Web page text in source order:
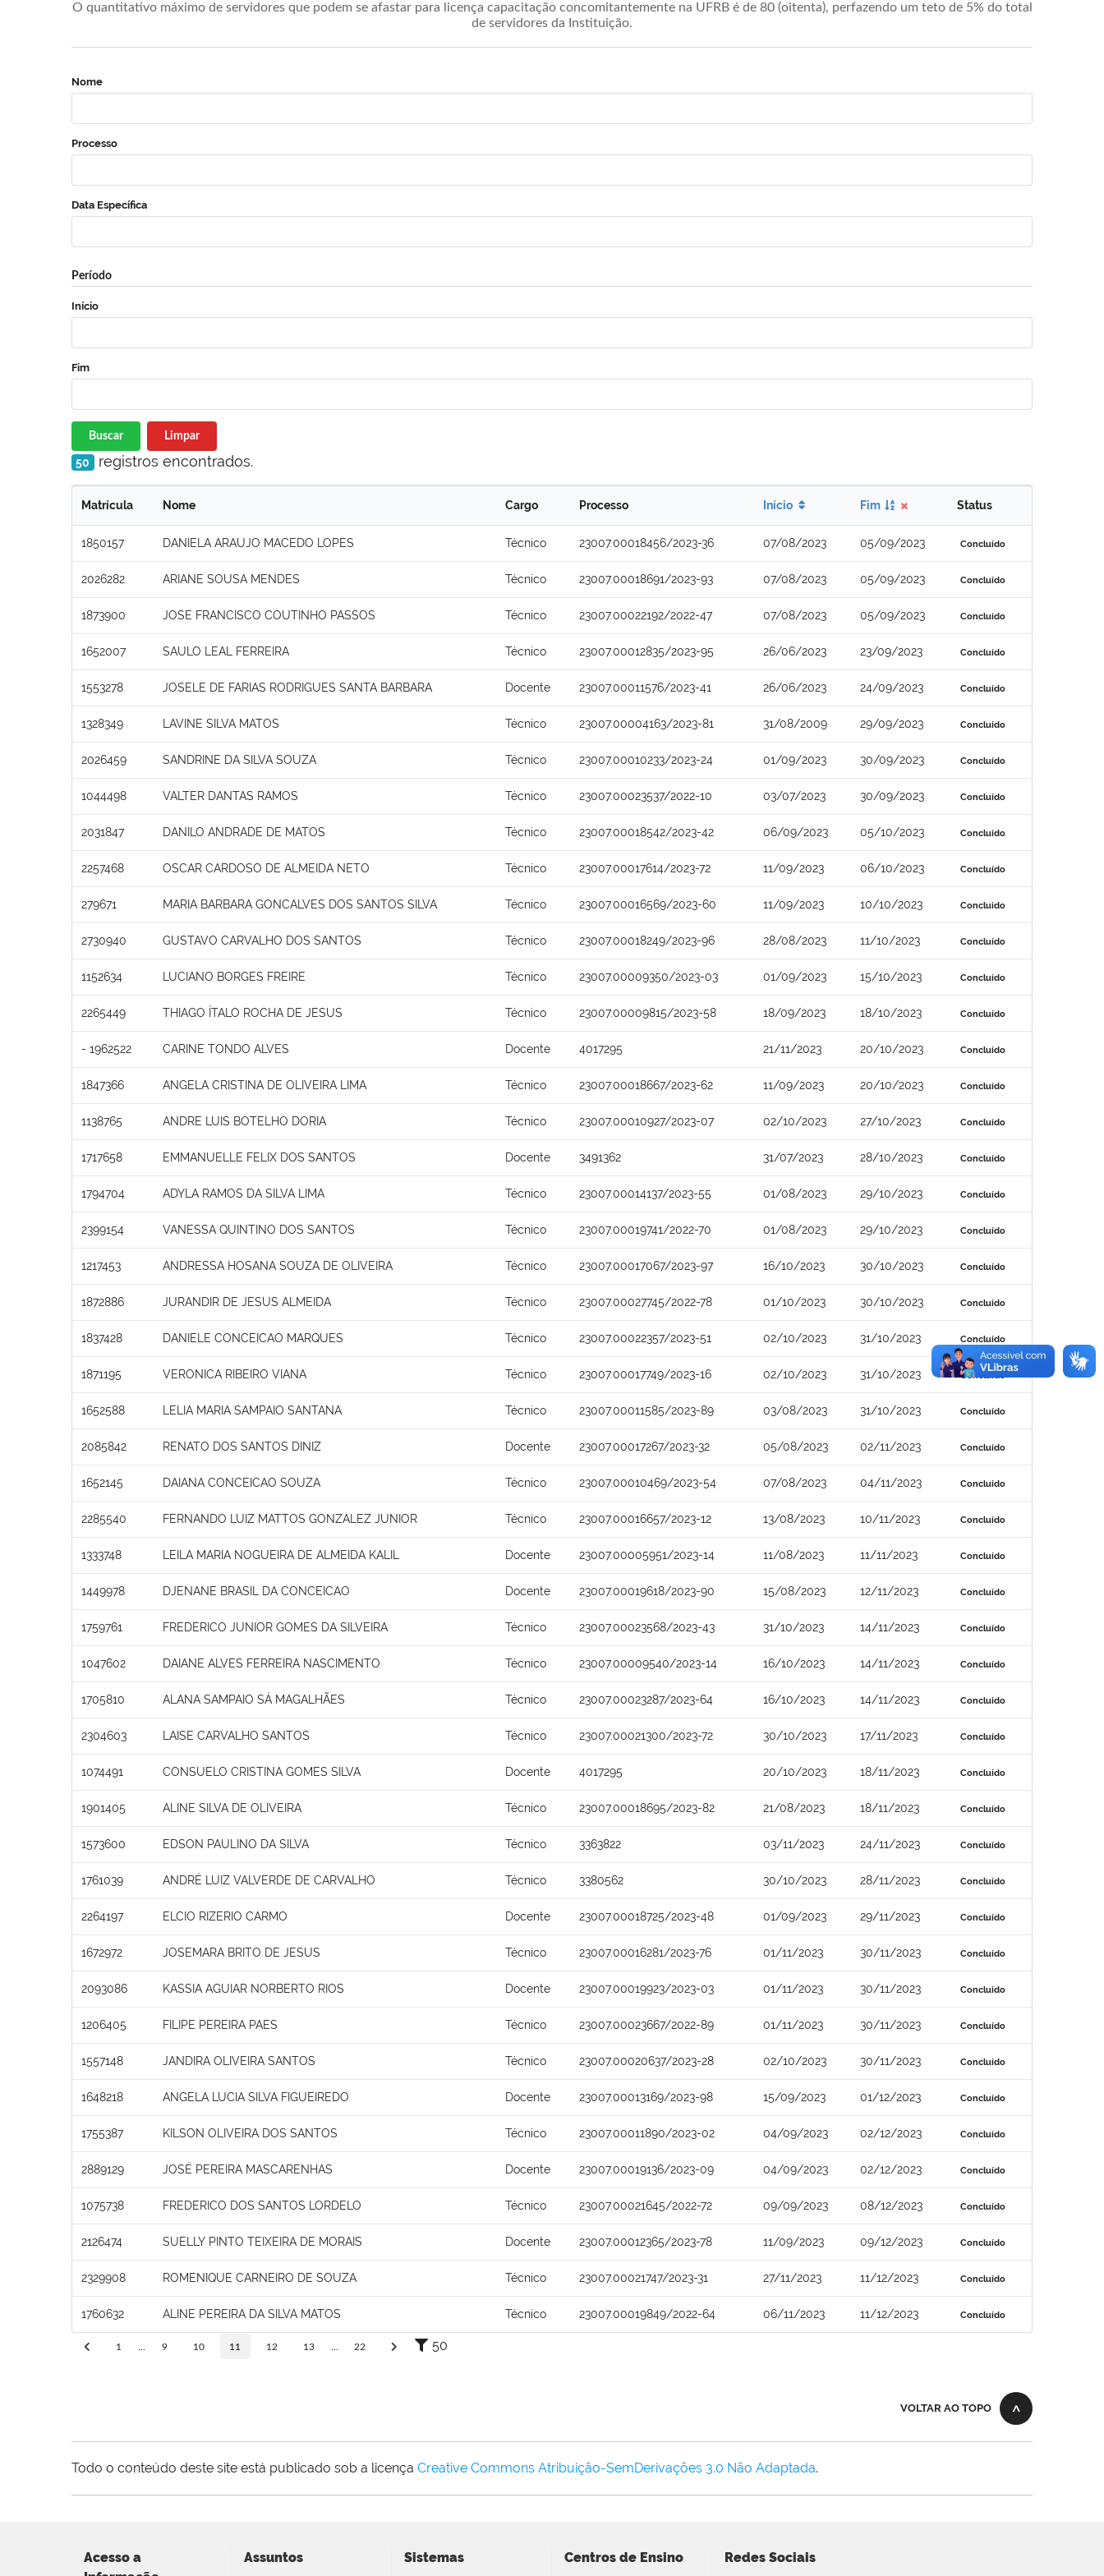
O quantitativo máximo de servidores que podem se afastar para licença capacitação concomitantemente na UFRB é de 80 (oitenta), perfazendo um teto de 5% do total
de servidores da Instituição.
Nome
Processo
Data Específica
Período
Início
Fim
Buscar Limpar
50 registros encontrados.
Matrícula Nome Cargo Processo Início Fim Status
1850157 DANIELA ARAUJO MACEDO LOPES Técnico 23007.00018456/2023-36 07/08/2023 05/09/2023 Concluído
2026282 ARIANE SOUSA MENDES Técnico 23007.00018691/2023-93 07/08/2023 05/09/2023 Concluído
1873900 JOSE FRANCISCO COUTINHO PASSOS Técnico 23007.00022192/2022-47 07/08/2023 05/09/2023 Concluído
1652007 SAULO LEAL FERREIRA Técnico 23007.00012835/2023-95 26/06/2023 23/09/2023 Concluído
1553278 JOSELE DE FARIAS RODRIGUES SANTA BARBARA Docente 23007.00011576/2023-41 26/06/2023 24/09/2023 Concluído
1328349 LAVINE SILVA MATOS Técnico 23007.00004163/2023-81 31/08/2009 29/09/2023 Concluído
2026459 SANDRINE DA SILVA SOUZA Técnico 23007.00010233/2023-24 01/09/2023 30/09/2023 Concluído
1044498 VALTER DANTAS RAMOS Técnico 23007.00023537/2022-10 03/07/2023 30/09/2023 Concluído
2031847 DANILO ANDRADE DE MATOS Técnico 23007.00018542/2023-42 06/09/2023 05/10/2023 Concluído
2257468 OSCAR CARDOSO DE ALMEIDA NETO Técnico 23007.00017614/2023-72 11/09/2023 06/10/2023 Concluído
279671 MARIA BARBARA GONCALVES DOS SANTOS SILVA Técnico 23007.00016569/2023-60 11/09/2023 10/10/2023 Concluído
2730940 GUSTAVO CARVALHO DOS SANTOS Técnico 23007.00018249/2023-96 28/08/2023 11/10/2023 Concluído
1152634 LUCIANO BORGES FREIRE Técnico 23007.00009350/2023-03 01/09/2023 15/10/2023 Concluído
2265449 THIAGO ÍTALO ROCHA DE JESUS Técnico 23007.00009815/2023-58 18/09/2023 18/10/2023 Concluído
- 1962522 CARINE TONDO ALVES Docente 4017295 21/11/2023 20/10/2023 Concluído
1847366 ANGELA CRISTINA DE OLIVEIRA LIMA Técnico 23007.00018667/2023-62 11/09/2023 20/10/2023 Concluído
1138765 ANDRE LUIS BOTELHO DORIA Técnico 23007.00010927/2023-07 02/10/2023 27/10/2023 Concluído
1717658 EMMANUELLE FELIX DOS SANTOS Docente 3491362 31/07/2023 28/10/2023 Concluído
1794704 ADYLA RAMOS DA SILVA LIMA Técnico 23007.00014137/2023-55 01/08/2023 29/10/2023 Concluído
2399154 VANESSA QUINTINO DOS SANTOS Técnico 23007.00019741/2022-70 01/08/2023 29/10/2023 Concluído
1217453 ANDRESSA HOSANA SOUZA DE OLIVEIRA Técnico 23007.00017067/2023-97 16/10/2023 30/10/2023 Concluído
1872886 JURANDIR DE JESUS ALMEIDA Técnico 23007.00027745/2022-78 01/10/2023 30/10/2023 Concluído
1837428 DANIELE CONCEICAO MARQUES Técnico 23007.00022357/2023-51 02/10/2023 31/10/2023 Concluído
1871195 VERONICA RIBEIRO VIANA Técnico 23007.00017749/2023-16 02/10/2023 31/10/2023 Concluído
1652588 LELIA MARIA SAMPAIO SANTANA Técnico 23007.00011585/2023-89 03/08/2023 31/10/2023 Concluído
2085842 RENATO DOS SANTOS DINIZ Docente 23007.00017267/2023-32 05/08/2023 02/11/2023 Concluído
1652145 DAIANA CONCEICAO SOUZA Técnico 23007.00010469/2023-54 07/08/2023 04/11/2023 Concluído
2285540 FERNANDO LUIZ MATTOS GONZALEZ JUNIOR Técnico 23007.00016657/2023-12 13/08/2023 10/11/2023 Concluído
1333748 LEILA MARIA NOGUEIRA DE ALMEIDA KALIL Docente 23007.00005951/2023-14 11/08/2023 11/11/2023 Concluído
1449978 DJENANE BRASIL DA CONCEICAO Docente 23007.00019618/2023-90 15/08/2023 12/11/2023 Concluído
1759761 FREDERICO JUNIOR GOMES DA SILVEIRA Técnico 23007.00023568/2023-43 31/10/2023 14/11/2023 Concluído
1047602 DAIANE ALVES FERREIRA NASCIMENTO Técnico 23007.00009540/2023-14 16/10/2023 14/11/2023 Concluído
1705810 ALANA SAMPAIO SÁ MAGALHÃES Técnico 23007.00023287/2023-64 16/10/2023 14/11/2023 Concluído
2304603 LAISE CARVALHO SANTOS Técnico 23007.00021300/2023-72 30/10/2023 17/11/2023 Concluído
1074491 CONSUELO CRISTINA GOMES SILVA Docente 4017295 20/10/2023 18/11/2023 Concluído
1901405 ALINE SILVA DE OLIVEIRA Técnico 23007.00018695/2023-82 21/08/2023 18/11/2023 Concluído
1573600 EDSON PAULINO DA SILVA Técnico 3363822 03/11/2023 24/11/2023 Concluído
1761039 ANDRÉ LUIZ VALVERDE DE CARVALHO Técnico 3380562 30/10/2023 28/11/2023 Concluído
2264197 ELCIO RIZERIO CARMO Docente 23007.00018725/2023-48 01/09/2023 29/11/2023 Concluído
1672972 JOSEMARA BRITO DE JESUS Técnico 23007.00016281/2023-76 01/11/2023 30/11/2023 Concluído
2093086 KASSIA AGUIAR NORBERTO RIOS Docente 23007.00019923/2023-03 01/11/2023 30/11/2023 Concluído
1206405 FILIPE PEREIRA PAES Técnico 23007.00023667/2022-89 01/11/2023 30/11/2023 Concluído
1557148 JANDIRA OLIVEIRA SANTOS Técnico 23007.00020637/2023-28 02/10/2023 30/11/2023 Concluído
1648218 ANGELA LUCIA SILVA FIGUEIREDO Docente 23007.00013169/2023-98 15/09/2023 01/12/2023 Concluído
1755387 KILSON OLIVEIRA DOS SANTOS Técnico 23007.00011890/2023-02 04/09/2023 02/12/2023 Concluído
2889129 JOSÉ PEREIRA MASCARENHAS Docente 23007.00019136/2023-09 04/09/2023 02/12/2023 Concluído
1075738 FREDERICO DOS SANTOS LORDELO Técnico 23007.00021645/2022-72 09/09/2023 08/12/2023 Concluído
2126474 SUELLY PINTO TEIXEIRA DE MORAIS Docente 23007.00012365/2023-78 11/09/2023 09/12/2023 Concluído
2329908 ROMENIQUE CARNEIRO DE SOUZA Técnico 23007.00021747/2023-31 27/11/2023 11/12/2023 Concluído
1760632 ALINE PEREIRA DA SILVA MATOS Técnico 23007.00019849/2022-64 06/11/2023 11/12/2023 Concluído
1 9 10 11 12 13 22 50
VOLTAR AO TOPO
Todo o conteúdo deste site está publicado sob a licença Creative Commons Atribuição-SemDerivações 3.0 Não Adaptada.
Acesso a
Assuntos Sistemas Centros de Ensino Redes Sociais